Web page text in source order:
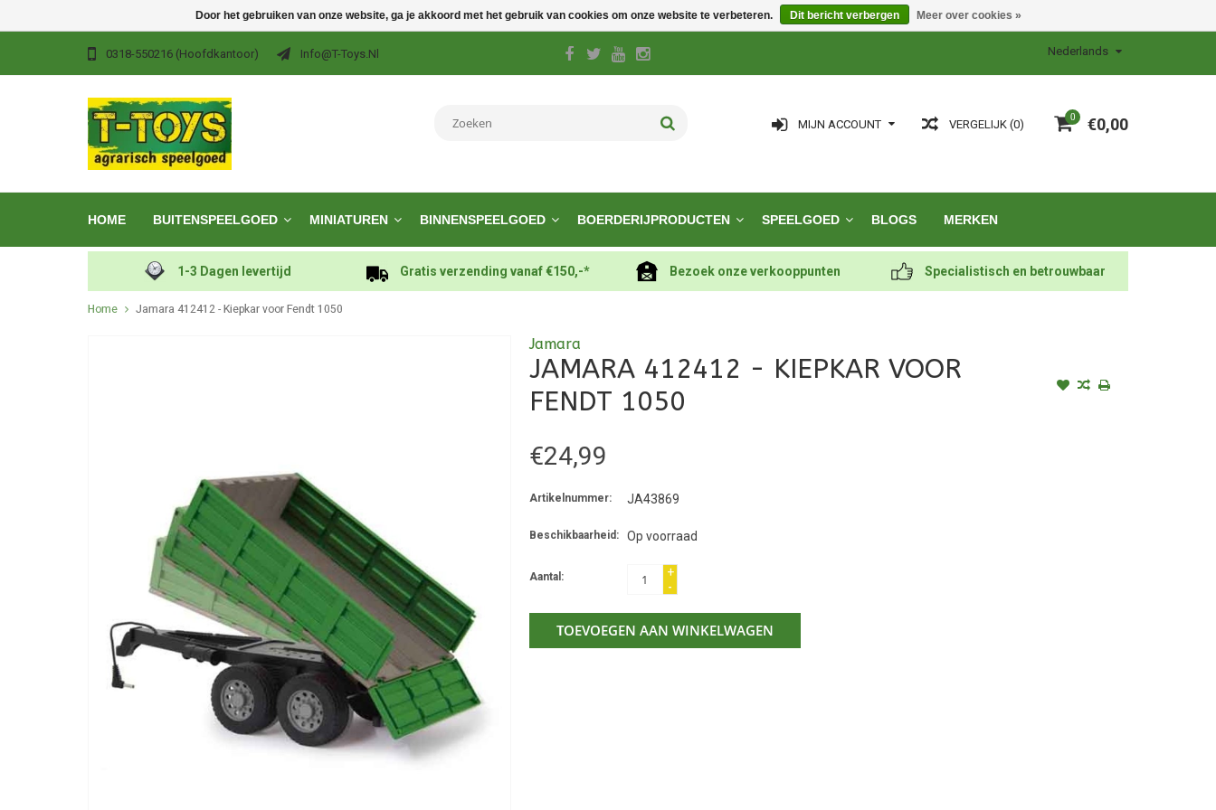
0318-550216 (hoofdkantoor) Info@t-Toys.nl Nederlands
0 €0,00
VERGELIJK (0)
MIJN ACCOUNT
HOME BUITENSPEELGOED MINIATUREN BINNENSPEELGOED BOERDERIJPRODUCTEN SPEELGOED BLOGS MERKEN
1-3 Dagen levertijd Gratis verzending vanaf €150,-* Bezoek onze verkooppunten Specialistisch en betrouwbaar
Home Jamara 412412 - Kiepkar voor Fendt 1050
Jamara
JAMARA 412412 - KIEPKAR VOOR
FENDT 1050
€24,99
Artikelnummer: JA43869
Beschikbaarheid: Op voorraad
Aantal:
+
-
TOEVOEGEN AAN WINKELWAGEN
Door het gebruiken van onze website, ga je akkoord met het gebruik van cookies om onze website te verbeteren. Dit bericht verbergen Meer over cookies »